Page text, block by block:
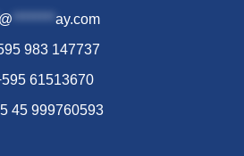
@ ******** ay.com
983 147737
61513670
45 999760593